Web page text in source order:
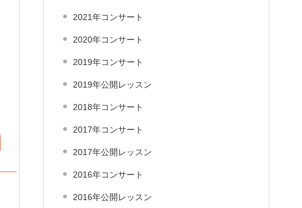
2021年コンサート
2020年コンサート
2019年コンサート
2019年公開レッスン
2018年コンサート
2017年コンサート
2017年公開レッスン
2016年コンサート
2016年公開レッスン